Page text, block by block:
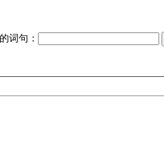
词句：